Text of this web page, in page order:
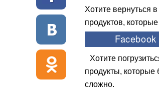
Хотите вернуться
продуктов,
Хотите
продукты,
сложно.